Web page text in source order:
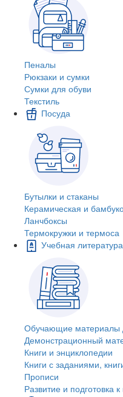
Пеналы
Рюкзаки и сумки
Сумки для обуви
Текстиль
Посуда
Бутылки и стаканы
Керамическая и
Ланчбоксы
Термокружки и термоса
Учебная
Обучающие материалы
Демонстрационный
Книги и энциклопедии
Книги с заданиями,
Прописи
Развитие и подготовка